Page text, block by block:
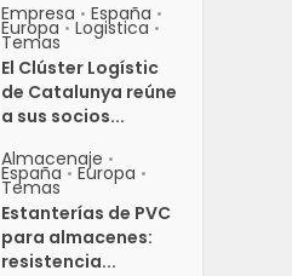
Empresa • España •
Europa • Logistica •
Temas
El Clúster Logístic
de Catalunya reúne
a sus socios...
Almacenaje •
España • Europa •
Temas
Estanterías de PVC
para almacenes:
resistencia...